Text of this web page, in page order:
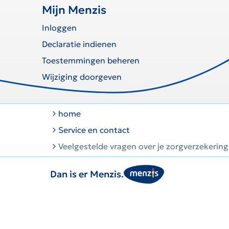
Mijn Menzis
Inloggen
Declaratie indienen
Toestemmingen beheren
Wijziging doorgeven
home
Service en contact
Veelgestelde vragen over je zorgverzekering
Dan is er Menzis.